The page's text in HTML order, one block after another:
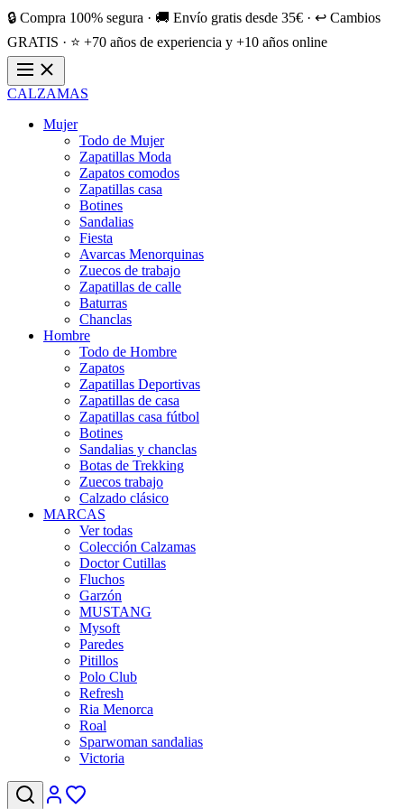
🔒 Compra 100% segura · 🚚 Envío gratis desde 35€ · ↩️ Cambios
GRATIS · ⭐ +70 años de experiencia y +10 años online
CALZAMAS
Mujer
Todo de Mujer
Zapatillas Moda
Zapatos comodos
Zapatillas casa
Botines
Sandalias
Fiesta
Avarcas Menorquinas
Zuecos de trabajo
Zapatillas de calle
Baturras
Chanclas
Hombre
Todo de Hombre
Zapatos
Zapatillas Deportivas
Zapatillas de casa
Zapatillas casa fútbol
Botines
Sandalias y chanclas
Botas de Trekking
Zuecos trabajo
Calzado clásico
MARCAS
Ver todas
Colección Calzamas
Doctor Cutillas
Fluchos
Garzón
MUSTANG
Mysoft
Paredes
Pitillos
Polo Club
Refresh
Ria Menorca
Roal
Sparwoman sandalias
Victoria